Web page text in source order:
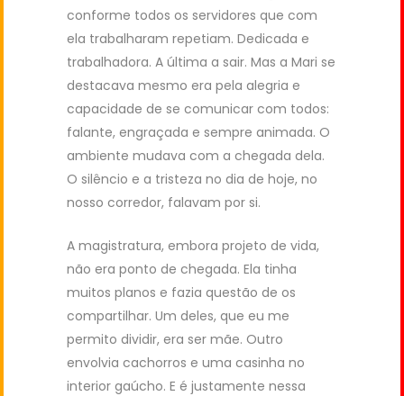
conforme todos os servidores que com
ela trabalharam repetiam. Dedicada e
trabalhadora. A última a sair. Mas a Mari se
destacava mesmo era pela alegria e
capacidade de se comunicar com todos:
falante, engraçada e sempre animada. O
ambiente mudava com a chegada dela.
O silêncio e a tristeza no dia de hoje, no
nosso corredor, falavam por si.
A magistratura, embora projeto de vida,
não era ponto de chegada. Ela tinha
muitos planos e fazia questão de os
compartilhar. Um deles, que eu me
permito dividir, era ser mãe. Outro
envolvia cachorros e uma casinha no
interior gaúcho. E é justamente nessa